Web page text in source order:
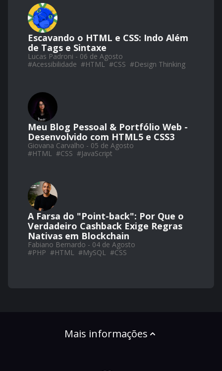
Escavando o HTML e CSS: Indo Além
de Tags e Sintaxe
Lucas Padroni - 06 de Agosto
#Acessibilidade #HTML #CSS #Design Thinking
Meu Blog Pessoal & Portfólio Web -
Desenvolvido com HTML5 e CSS3
Giovana Carvalho - 05 de Agosto
#HTML #CSS #JavaScript
A Farsa do "Point-back": Por Que o
Verdadeiro Cashback Exige Regras
Nativas em Blockchain
Fabiano Bernardo - 04 de Agosto
#PHP #HTML #MySQL #CSS
Mais informações